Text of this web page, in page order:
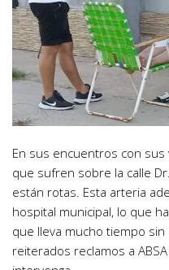
En sus encuentros con
que sufren sobre la calle
están rotas. Esta arteria
hospital municipal, lo que
que lleva mucho tiempo
reiterados reclamos a